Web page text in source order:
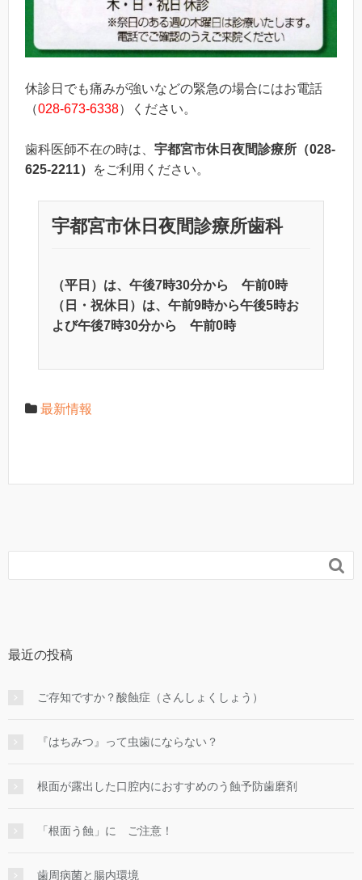
休診日でも痛みが強いなどの緊急の場合にはお電話
（028-673-6338）ください。
歯科医師不在の時は、 宇都宮市休日夜間診療所（028-
625-2211）
をご利用ください。
宇都宮市休日夜間診療所歯科
（平日）は、午後7時30分から 午前0時
（日・祝休日）は、午前9時から午後5時お
よび午後7時30分から 午前0時
最新情報

最近の投稿
ご存知ですか？酸蝕症（さんしょくしょう）
『はちみつ』って虫歯にならない？
根面が露出した口腔内におすすめのう蝕予防歯磨剤
「根面う蝕」に ご注意！
歯周病菌と腸内環境